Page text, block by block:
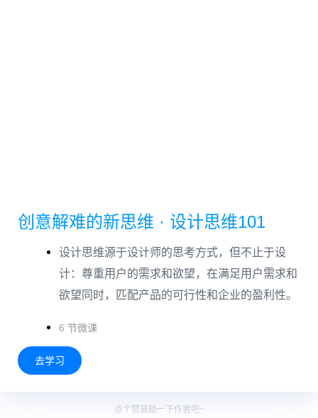
创意解难的新思维 · 设计思维101
设计思维源于设计师的思考方式，但不止于设
计：尊重用户的需求和欲望，在满足用户需求和
欲望同时，匹配产品的可行性和企业的盈利性。
6 节微课
去学习
点个赞鼓励一下作者吧~